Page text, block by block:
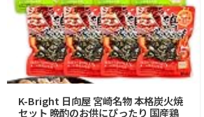
K-Bright 日向屋 宮崎名物 本格炭火焼
セット 晩酌のお供にぴったり 国産鶏